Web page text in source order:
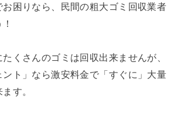
お困りなら、民間の粗大ゴミ回収業者
くさんのゴミは回収出来ませんが、
ント」なら激安料金で「すぐに」大量
す。